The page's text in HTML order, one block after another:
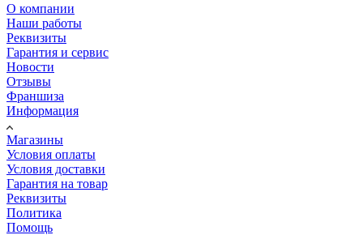
О компании
Наши работы
Реквизиты
Гарантия и сервис
Новости
Отзывы
Франшиза
Информация
Магазины
Условия оплаты
Условия доставки
Гарантия на товар
Реквизиты
Политика
Помощь